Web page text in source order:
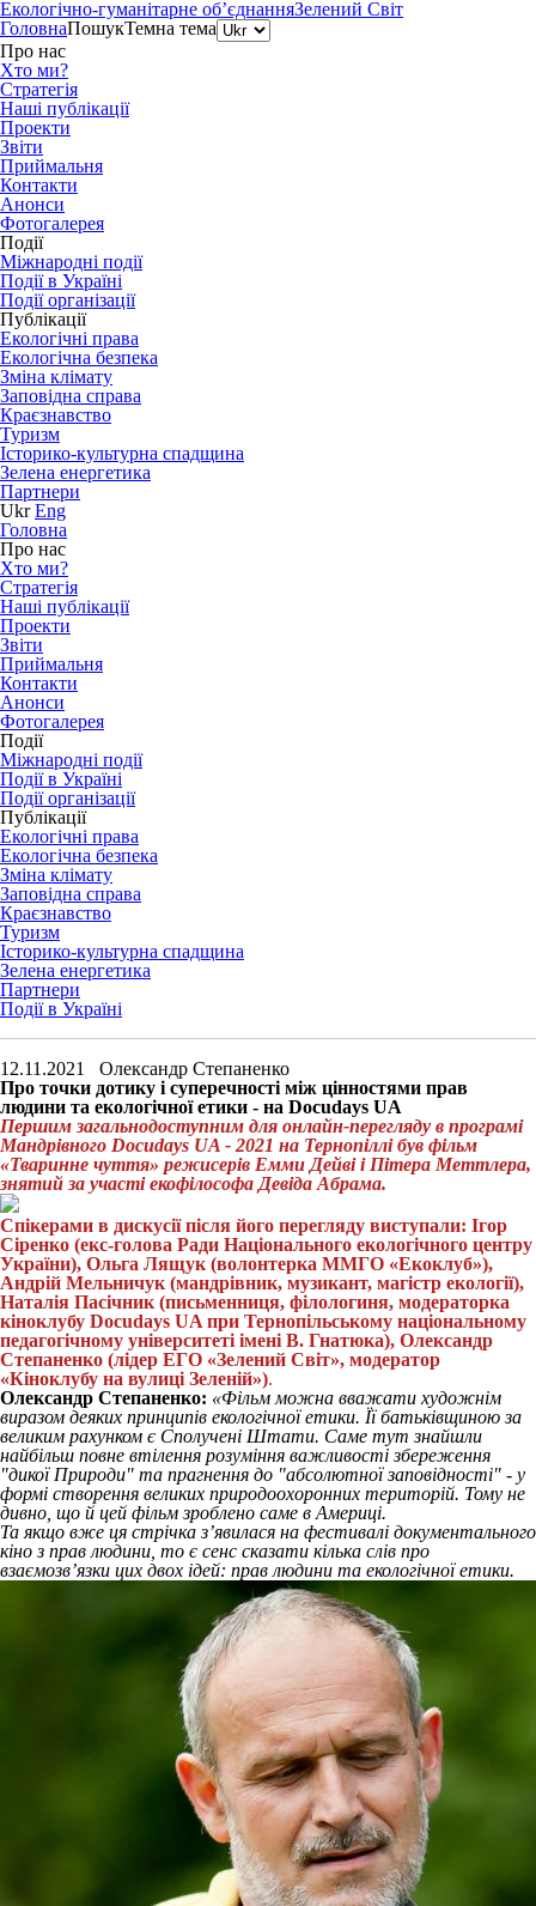
Екологічно-гуманітарне об’єднанняЗелений Світ
ГоловнаПошукТемна тема
Про нас
Хто ми?
Стратегія
Наші публікації
Проекти
Звіти
Приймальня
Контакти
Анонси
Фотогалерея
Події
Міжнародні події
Події в Україні
Події організації
Публікації
Екологічні права
Екологічна безпека
Зміна клімату
Заповідна справа
Краєзнавство
Туризм
Історико-культурна спадщина
Зелена енергетика
Партнери
Ukr Eng
Головна
Про нас
Хто ми?
Стратегія
Наші публікації
Проекти
Звіти
Приймальня
Контакти
Анонси
Фотогалерея
Події
Міжнародні події
Події в Україні
Події організації
Публікації
Екологічні права
Екологічна безпека
Зміна клімату
Заповідна справа
Краєзнавство
Туризм
Історико-культурна спадщина
Зелена енергетика
Партнери
Події в Україні
12.11.2021 Олександр Степаненко
Про точки дотику і суперечності між цінностями прав
людини та екологічної етики - на Docudays UA
Першим загальнодоступним для онлайн-перегляду в програмі
Мандрівного Docudays UA - 2021 на Тернопіллі був фільм
«Тваринне чуття» режисерів Емми Дейві і Пітера Меттлера,
знятий за участі екофілософа Девіда Абрама.
Спікерами в дискусії після його перегляду виступали: Ігор
Сіренко (екс-голова Ради Національного екологічного центру
України), Ольга Лящук (волонтерка ММГО «Екоклуб»),
Андрій Мельничук (мандрівник, музикант, магістр екології),
Наталія Пасічник (письменниця, філологиня, модераторка
кіноклубу Docudays UA при Тернопільському національному
педагогічному університеті імені В. Гнатюка), Олександр
Степаненко (лідер ЕГО «Зелений Світ», модератор
«Кіноклубу на вулиці Зеленій»).
Олександр Степаненко: «Фільм можна вважати художнім
виразом деяких принципів екологічної етики. Її батьківщиною за
великим рахунком є Сполучені Штати. Саме тут знайшли
найбільш повне втілення розуміння важливості збереження
"дикої Природи" та прагнення до "абсолютної заповідності" - у
формі створення великих природоохоронних територій. Тому не
дивно, що й цей фільм зроблено саме в Америці.
Та якщо вже ця стрічка з’явилася на фестивалі документального
кіно з прав людини, то є сенс сказати кілька слів про
взаємозв’язки цих двох ідей: прав людини та екологічної етики.